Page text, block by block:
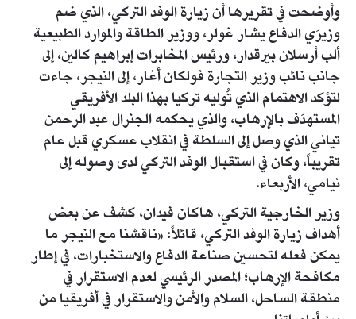
وأوضحت في تقريرها أن زيارة الوفد التركي، الذي ضم
وزيرَي الدفاع يشار غولر، ووزير الطاقة والموارد الطبيعية
ألب أرسلان بيرقدار، ورئيس المخابرات إبراهيم كالين، إلى
جانب نائب وزير التجارة فولكان أغار، إلى النيجر، جاءت
لتؤكد الاهتمام الذي تُوليه تركيا بهذا البلد الأفريقي
المستهدَف بالإرهاب، والذي يحكمه الجنرال عبد الرحمن
تياني الذي وصل إلى السلطة في انقلاب عسكري قبل عام
تقريباً، وكان في استقبال الوفد التركي لدى وصوله إلى
نيامي، الأربعاء.
وزير الخارجية التركي، هاكان فيدان، كشف عن بعض
أهداف زيارة الوفد التركي، قائلاً: «ناقشنا مع النيجر ما
يمكن فعله لتحسين صناعة الدفاع والاستخبارات، في إطار
مكافحة الإرهاب؛ المصدر الرئيسي لعدم الاستقرار في
منطقة الساحل، السلام والأمن والاستقرار في أفريقيا من